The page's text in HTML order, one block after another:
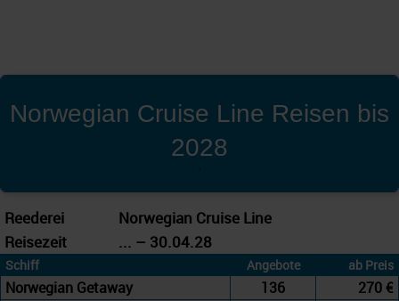
Norwegian Cruise Line Reisen bis
2028
'
Reederei
Norwegian Cruise Line
Reisezeit
... – 30.04.28
Schiff Angebote ab Preis
Norwegian Getaway 136
270 €